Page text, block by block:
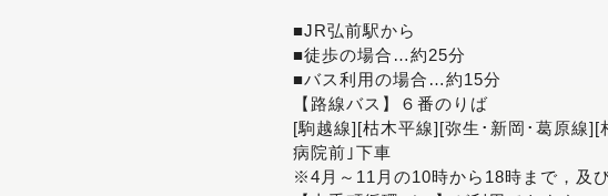
■JR弘前駅から
■徒歩の場合…約25分
■バス利用の場合…約15分
【路線バス】６番のりば
[駒越線][枯木平線][弥生･新岡･葛原線
病院前｣下車
※4月～11月の10時から18時まで，及